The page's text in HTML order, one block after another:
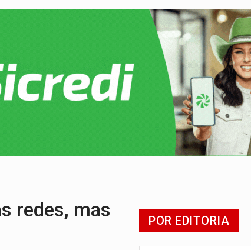
grave na BR
(7)
em Porto Velho
oportunidade de integrar equipe
da Lei Maria da Penha
de débitos
redes, mas
POR EDITORIA